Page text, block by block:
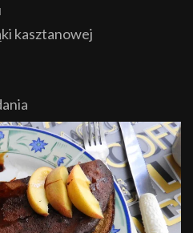
kasztanowej